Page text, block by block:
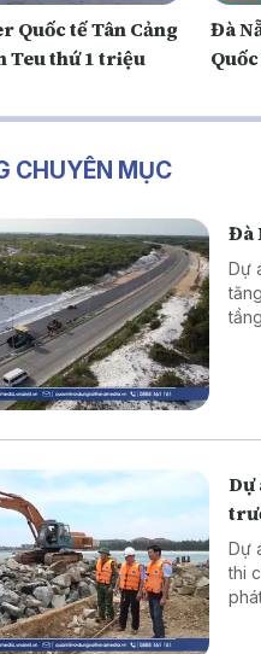
Quốc tế Tân Cảng
Teu thứ 1 triệu
Đà
CHUYÊN MỤC
Đà
Dự
Dự
Dự
thi